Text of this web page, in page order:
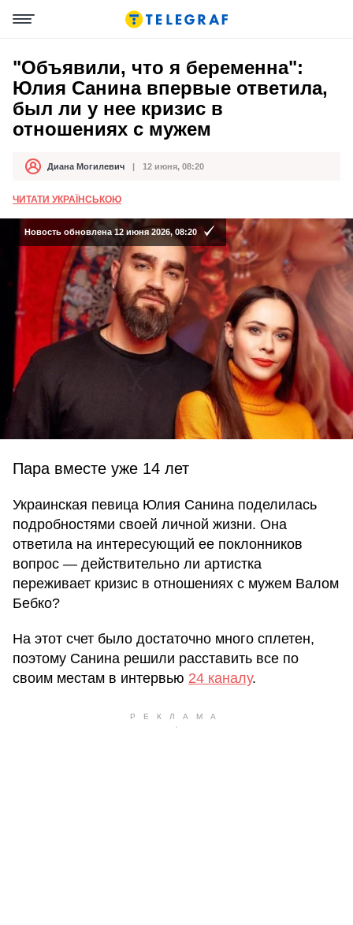
"Объявили, что я беременна":
Юлия Санина впервые ответила,
был ли у нее кризис в
отношениях с мужем
АвторДиана Могилевич
Дата публикации 12 июня, 08:20
ЧИТАТИ УКРАЇНСЬКОЮ
Новость обновлена 12 июня 2026, 08:20
Пара вместе уже 14 лет
Украинская певица Юлия Санина поделилась
подробностями своей личной жизни. Она
ответила на интересующий ее поклонников
вопрос — действительно ли артистка
переживает кризис в отношениях с мужем Валом
Бебко?
На этот счет было достаточно много сплетен,
поэтому Санина решили расставить все по
своим местам в интервью 24 каналу.